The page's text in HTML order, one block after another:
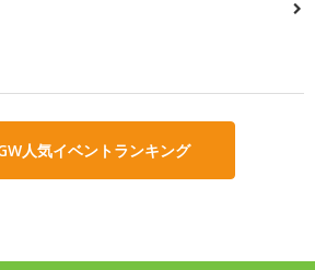
人気イベントランキング